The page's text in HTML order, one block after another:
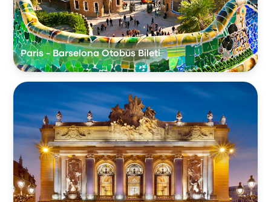
Paris - Barselona Otobüs Bileti